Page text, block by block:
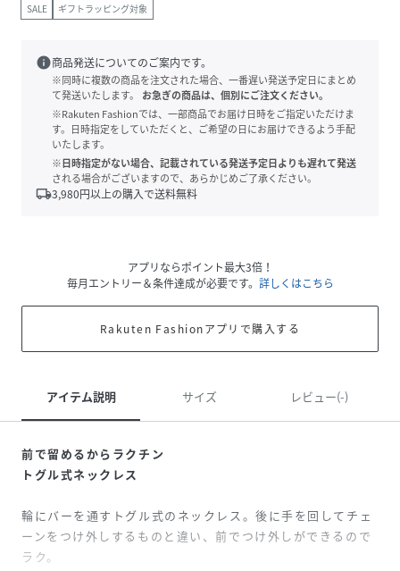
SALE ギフトラッピング対象
info商品発送についてのご案内です。
※同時に複数の商品を注文された場合、一番遅い発送予定日にまとめ
て発送いたします。
お急ぎの商品は、個別にご注文ください。
※Rakuten Fashionでは、一部商品でお届け日時をご指定いただけま
す。日時指定をしていただくと、ご希望の日にお届けできるよう手配
いたします。
※日時指定がない場合、記載されている発送予定日よりも遅れて発送
される場合がございますので、あらかじめご了承ください。
local_shipping3,980円以上の購入で送料無料
アプリならポイント最大3倍！
毎月エントリー＆条件達成が必要です。 詳しくはこちら
Rakuten Fashionアプリで購入する
アイテム説明 サイズ レビュー(-)
前で留めるからラクチン
トグル式ネックレス
輪にバーを通すトグル式のネックレス。後に手を回してチェ
ーンをつけ外しするものと違い、前でつけ外しができるので
ラク。